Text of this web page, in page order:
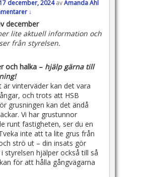
december, 2024 avAmanda Ahl
↓
december
lite aktuell information och
från styrelsen.
och halka – hjälp gärna till
är vinterväder kan det vara
och trots att HSB
grusningen kan det ändå
Vi har grustunnor
runt fastigheten, ser du en
inte att ta lite grus från
strö ut – din insats gör
i styrelsen hjälper också till så
för att hålla gångvägarna